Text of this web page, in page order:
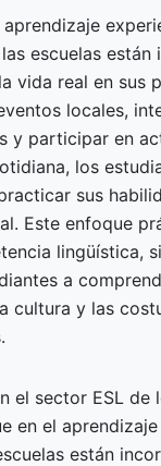
escuelas están
vida real en sus
locales,
y participar en
los
sus
Este enfoque
lingüística,
a
cultura y las
el sector ESL de
en el
están